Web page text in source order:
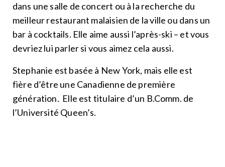
dans une salle de concert ou à la recherche du
meilleur restaurant malaisien de la ville ou dans un
bar à cocktails. Elle aime aussi l’après-ski – et vous
devriez lui parler si vous aimez cela aussi.
Stephanie est basée à New York, mais elle est
fière d’être une Canadienne de première
génération. Elle est titulaire d’un B.Comm. de
l’Université Queen’s.